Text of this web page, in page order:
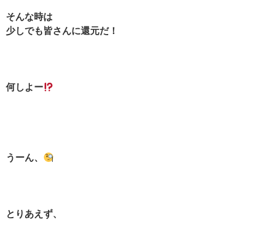
そんな時は
少しでも皆さんに還元だ！
何しよー
うーん、
とりあえず、